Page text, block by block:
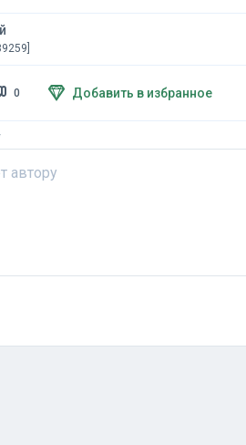
0 Добавить в избранное